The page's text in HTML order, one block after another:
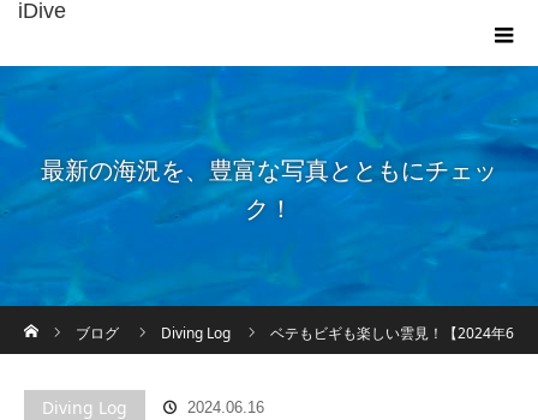
iDive
最新の海況を、豊富な写真とともにチェッ
ク！
ブログ
Diving Log ベテもビギも楽しい雲見！【2024年6
Diving Log 2024.06.16